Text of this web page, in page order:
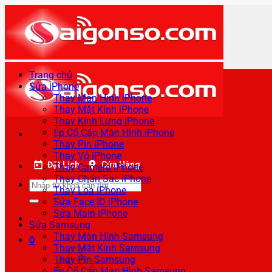
qua
nội
dung
Đặt Lịch Cửa Hàng
Tìm
kiếm:
0
Trang chủ
Sửa iPhone
Thay Màn Hình iPhone
Thay Mặt Kính iPhone
Thay Kính Lưng iPhone
Ép Cổ Cáp Màn Hình iPhone
Thay Pin iPhone
Thay Vỏ iPhone
Thay Camera iPhone
Thay Chân Sạc iPhone
Thay Loa iPhone
Sửa Face ID iPhone
Sửa Main iPhone
Sửa Samsung
Thay Màn Hình Samsung
Thay Mặt Kính Samsung
Thay Pin Samsung